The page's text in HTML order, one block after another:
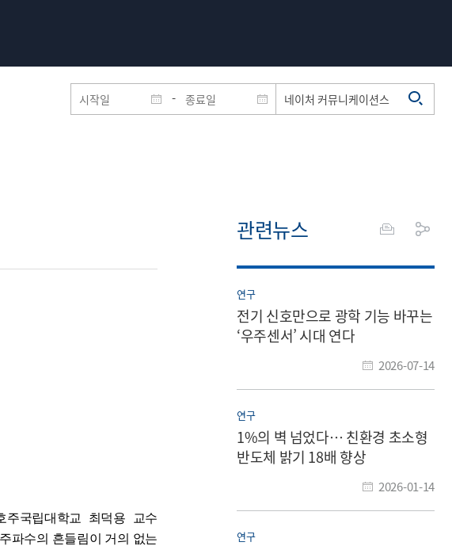
홈페이지 통합검색
-
주국립대학교 최덕용 교수
주파수의 흔들림이 거의 없는
관련뉴스
연구
전기 신호만으로 광학 기능 바꾸는
‘우주센서’ 시대 연다
2026-07-14
연구
1%의 벽 넘었다… 친환경 초소형
반도체 밝기 18배 향상
2026-01-14
연구